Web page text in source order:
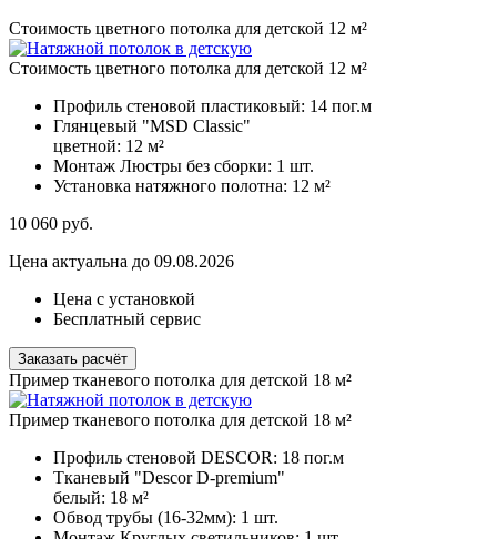
Стоимость цветного потолка для детской 12 м²
Стоимость цветного потолка для детской 12 м²
Профиль стеновой пластиковый: 14 пог.м
Глянцевый "MSD Classic"
цветной: 12 м²
Монтаж Люстры без сборки: 1 шт.
Установка натяжного полотна: 12 м²
10 060 руб.
Цена актуальна до 09.08.2026
Цена с установкой
Бесплатный сервис
Заказать расчёт
Пример тканевого потолка для детской 18 м²
Пример тканевого потолка для детской 18 м²
Профиль стеновой DESCOR: 18 пог.м
Тканевый "Descor D-premium"
белый: 18 м²
Обвод трубы (16-32мм): 1 шт.